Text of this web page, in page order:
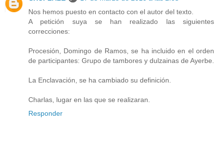
Nos hemos puesto en contacto con el autor del texto.
A petición suya se han realizado las siguientes
correcciones:
Procesión, Domingo de Ramos, se ha incluido en el orden
de participantes: Grupo de tambores y dulzainas de Ayerbe.
La Enclavación, se ha cambiado su definición.
Charlas, lugar en las que se realizaran.
Responder